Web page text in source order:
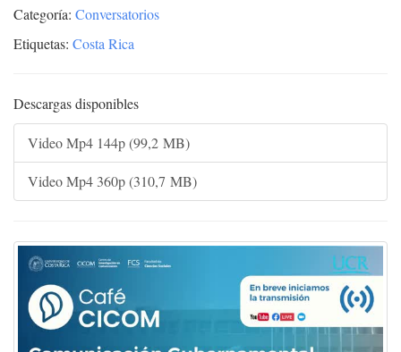
Categoría: Conversatorios
Etiquetas: Costa Rica
Descargas disponibles
Video Mp4 144p (99,2 MB)
Video Mp4 360p (310,7 MB)